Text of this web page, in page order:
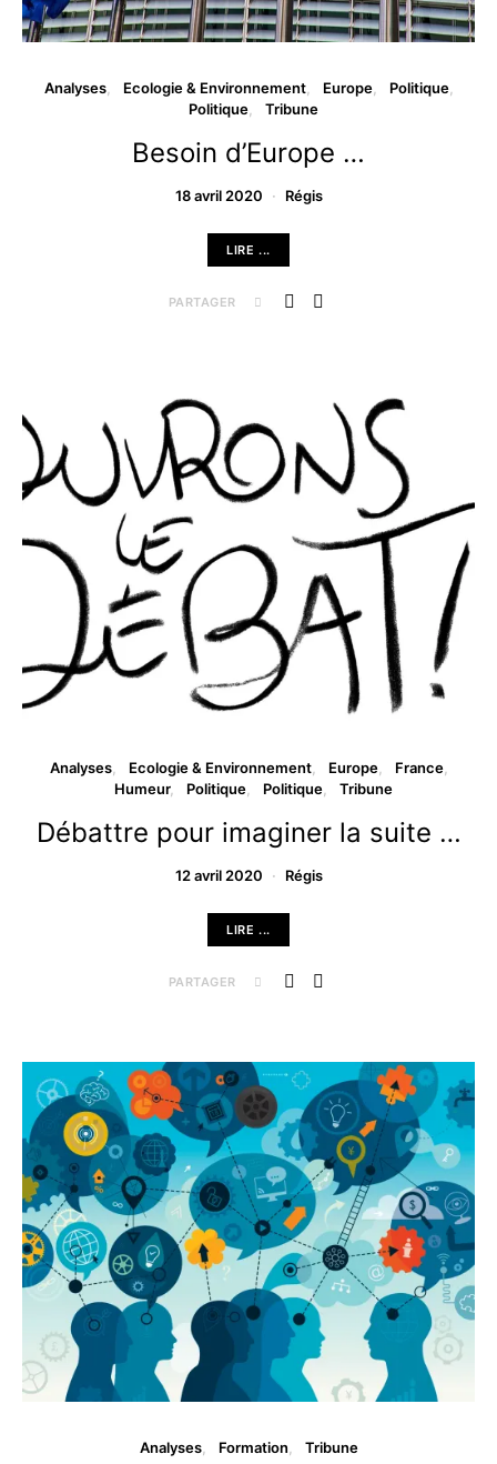
Analyses Ecologie & Environnement Europe
Politique
Politique
Tribune
Besoin d’Europe …
18 avril 2020 Régis
LIRE ...
PARTAGER
Analyses Ecologie & Environnement Europe
France
Humeur
Politique Politique Tribune
Débattre pour imaginer la suite …
12 avril 2020 Régis
LIRE ...
PARTAGER
Analyses Formation Tribune